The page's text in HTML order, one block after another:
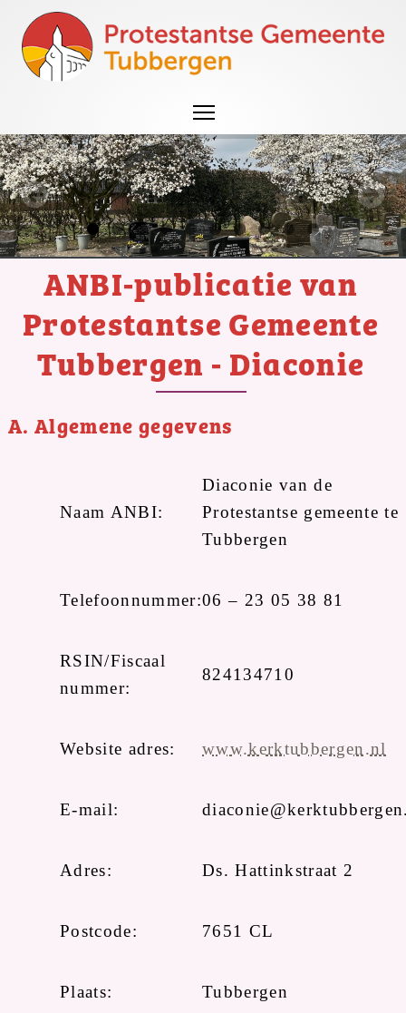
ANBI-publicatie van
Protestantse Gemeente
Tubbergen - Diaconie
A. Algemene gegevens
Naam ANBI:
Diaconie van de
Protestantse gemeente te
Tubbergen
Telefoonnummer:06 – 23 05 38 81
RSIN/Fiscaal
nummer:
824134710
Website adres: www.kerktubbergen.nl
E-mail:
Adres: Ds. Hattinkstraat 2
Postcode: 7651 CL
Plaats: Tubbergen